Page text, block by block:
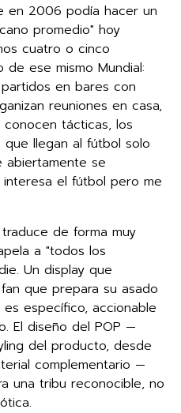
en 2006 podía hacer un
promedio" hoy
cuatro o cinco
ese mismo Mundial:
en bares con
reuniones en casa,
tácticas, los
llegan al fútbol solo
abiertamente se
el fútbol pero me
de forma muy
a "todos los
Un display que
que prepara su asado
específico, accionable
El diseño del POP —
del producto, desde
complementario —
una tribu reconocible, no